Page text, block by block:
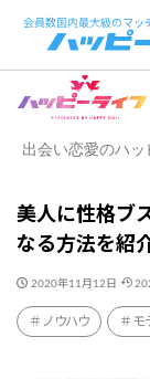
出会い恋愛のハ
美人に性格ブ
なる方法を紹
2020年11月12日
ノウハウ モ